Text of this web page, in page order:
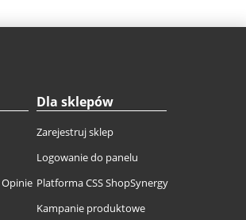
Dla sklepów
Zarejestruj sklep
Logowanie do panelu
Platforma CSS ShopSynergy
Kampanie produktowe